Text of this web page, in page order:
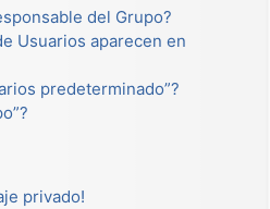
del Grupo?
Usuarios aparecen en
predeterminado”?
privado!